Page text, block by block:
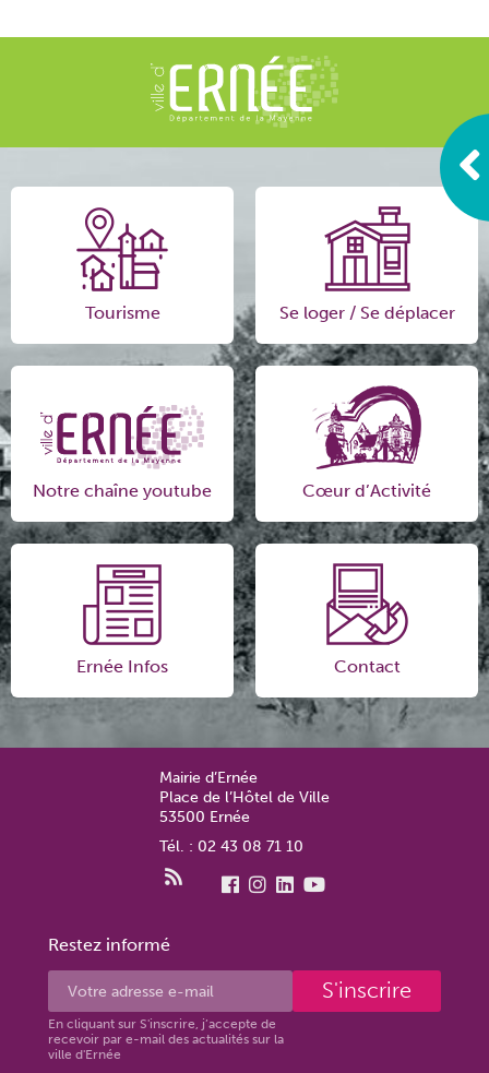
Tourisme Se loger / Se déplacer
Notre chaîne youtube Cœur d’Activité
Ernée Infos Contact
Mairie d’Ernée
Place de l’Hôtel de Ville
53500 Ernée
Tél. : 02 43 08 71 10
Restez informé
En cliquant sur S'inscrire, j’accepte de
recevoir par e-mail des actualités sur la
ville d'Ernée
S'inscrire